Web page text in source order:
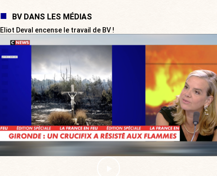
BV DANS LES MÉDIAS
Eliot Deval encense le travail de BV !